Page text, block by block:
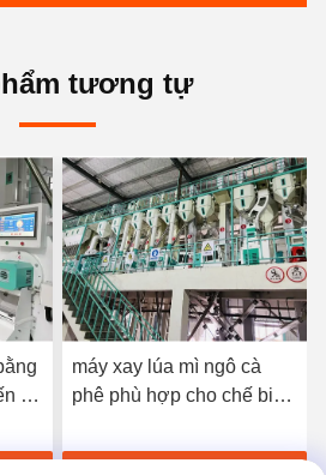
tương tự
đa
máy xay lúa mì ngô cà
phê phù hợp cho chế biến
dài